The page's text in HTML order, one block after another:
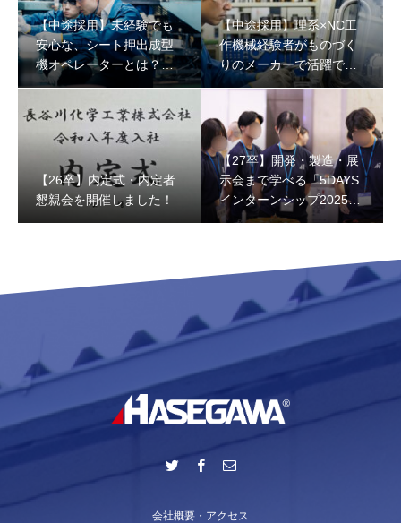
【中途採用】未経験でも
安心な、シート押出成型
機オペレーターとは？一
般的な製造業との違いに
【中途採用】理系×NC工
作機械経験者がものづく
りのメーカーで活躍でき
る理由
【26卒】内定式・内定者
懇親会を開催しました！
【27卒】開発・製造・展
示会まで学べる「5DAYS
インターンシップ2025」
レポート！
会社概要・アクセス